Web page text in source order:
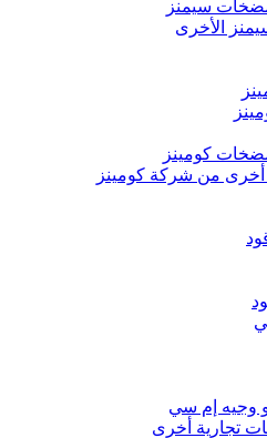
سيمنز
الأخرى
كومينز
من شركة كومينز
وجيه إم سي
تجارية أخرى